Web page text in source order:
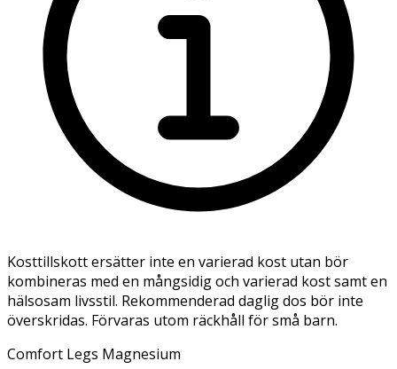
Kosttillskott ersätter inte en varierad kost utan bör
kombineras med en mångsidig och varierad kost samt en
hälsosam livsstil. Rekommenderad daglig dos bör inte
överskridas. Förvaras utom räckhåll för små barn.
Comfort Legs Magnesium